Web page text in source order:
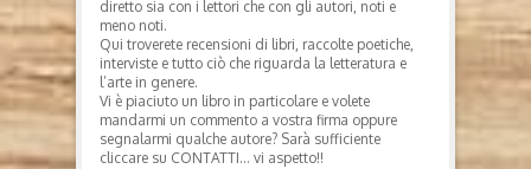
diretto sia con i lettori che con gli autori, noti e
meno noti.
Qui troverete recensioni di libri, raccolte poetiche,
interviste e tutto ciò che riguarda la letteratura e
l’arte in genere.
Vi è piaciuto un libro in particolare e volete
mandarmi un commento a vostra firma oppure
segnalarmi qualche autore? Sarà sufficiente
cliccare su CONTATTI… vi aspetto!!